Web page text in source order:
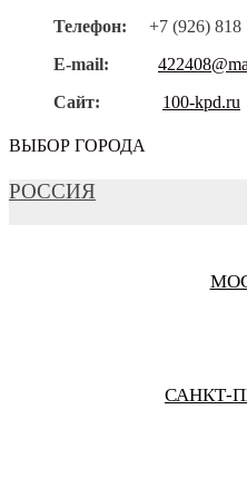
Телефон:
+7 (926) 818
E-mail:
Сайт:
100-kpd.ru
ВЫБОР ГОРОДА
РОССИЯ
САНКТ-